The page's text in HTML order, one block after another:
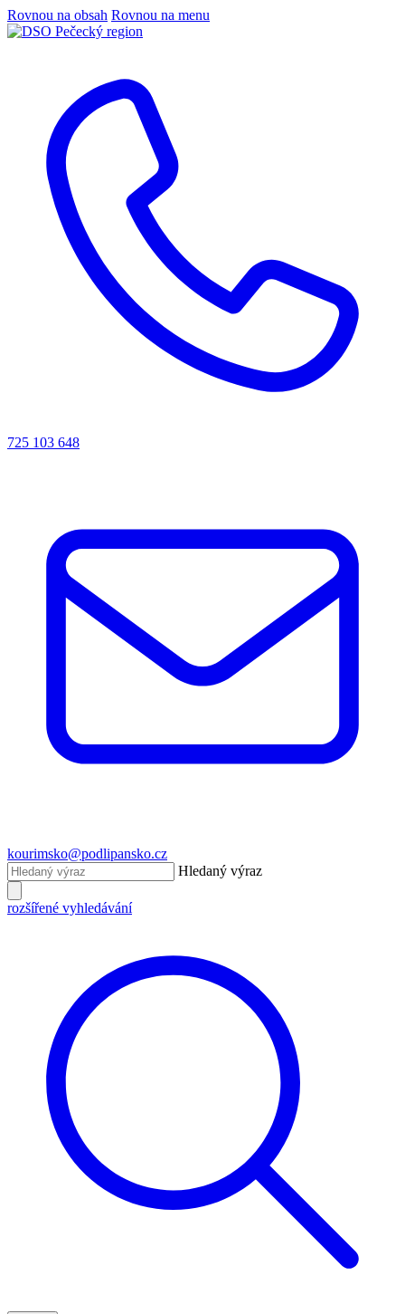
Rovnou na obsah Rovnou na menu
725 103 648
kourimsko@podlipansko.cz
Hledaný výraz
rozšířené vyhledávání